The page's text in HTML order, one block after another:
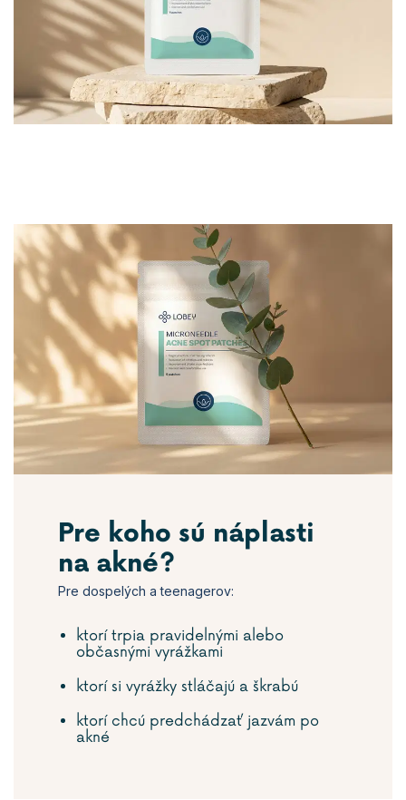
Pre koho sú náplasti
na akné?
Pre dospelých a teenagerov:
ktorí trpia pravidelnými alebo
občasnými vyrážkami
ktorí si vyrážky stláčajú a škrabú
ktorí chcú predchádzať jazvám po
akné